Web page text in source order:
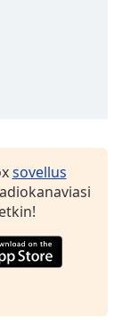
sovellus